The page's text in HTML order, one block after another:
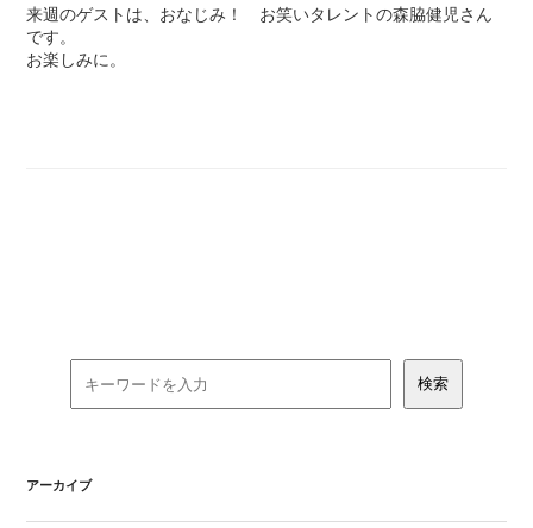
来週のゲストは、おなじみ！ お笑いタレントの森脇健児さん
です。
お楽しみに。
アーカイブ